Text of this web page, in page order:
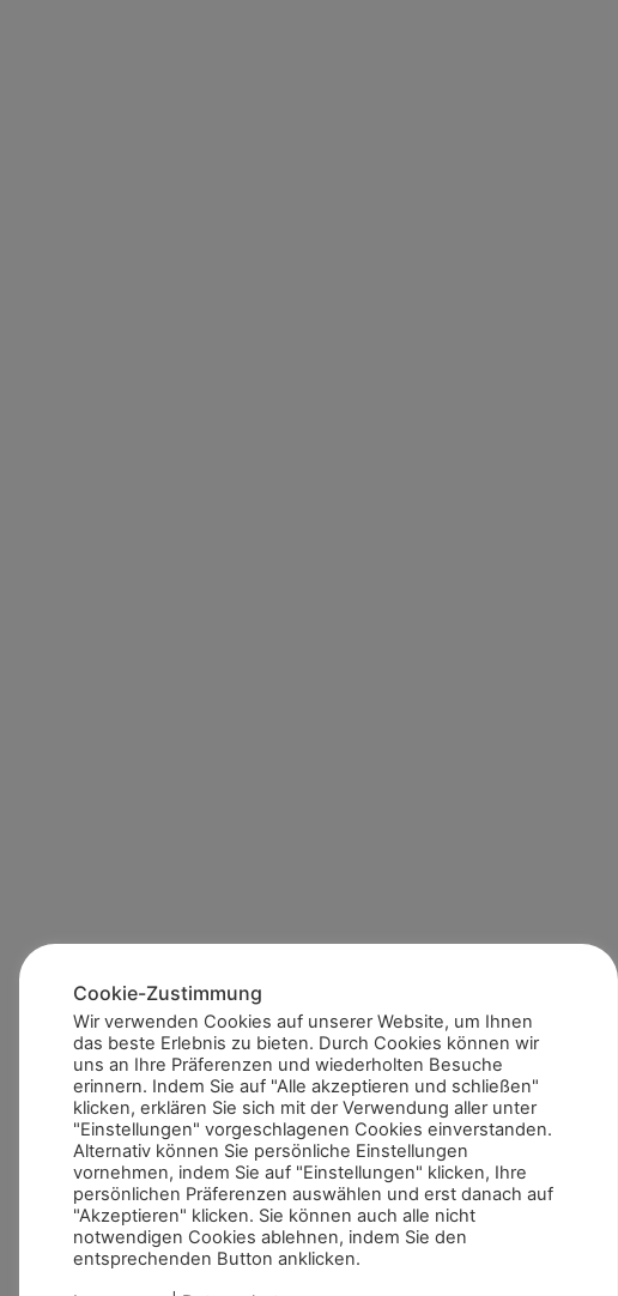
Cookie-Zustimmung
Wir verwenden Cookies auf unserer Website, um Ihnen
das beste Erlebnis zu bieten. Durch Cookies können wir
uns an Ihre Präferenzen und wiederholten Besuche
erinnern. Indem Sie auf "Alle akzeptieren und schließen"
klicken, erklären Sie sich mit der Verwendung aller unter
"Einstellungen" vorgeschlagenen Cookies einverstanden.
Alternativ können Sie persönliche Einstellungen
vornehmen, indem Sie auf "Einstellungen" klicken, Ihre
persönlichen Präferenzen auswählen und erst danach auf
"Akzeptieren" klicken. Sie können auch alle nicht
notwendigen Cookies ablehnen, indem Sie den
entsprechenden Button anklicken.